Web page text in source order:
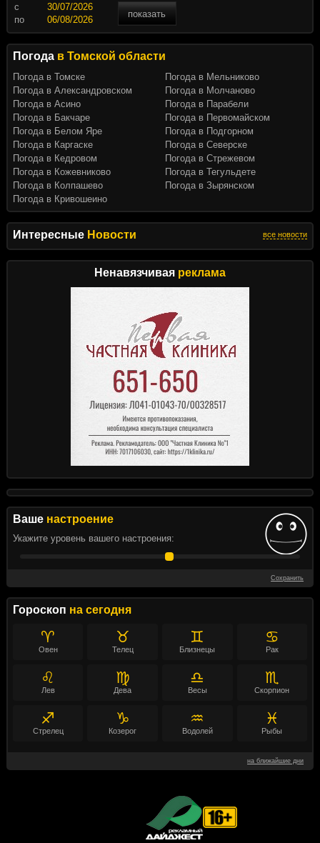
Интересные Новости все новости
Ненавязчивая реклама
Ваше настроение
Укажите уровень вашего настроения:
Сохранить
Гороскоп на сегодня
♈
Овен
♉
Телец
♊
Близнецы
♋
Рак
♌
Лев
♍
Дева
♎
Весы
♏
Скорпион
♐
Стрелец
♑
Козерог
♒
Водолей
♓
Рыбы
на ближайшие дни
c
показать
по
Погода в Томской области
Погода в Томске
Погода в Александровском
Погода в Асино
Погода в Бакчаре
Погода в Белом Яре
Погода в Каргаске
Погода в Кедровом
Погода в Кожевниково
Погода в Колпашево
Погода в Кривошеино
Погода в Мельниково
Погода в Молчаново
Погода в Парабели
Погода в Первомайском
Погода в Подгорном
Погода в Северске
Погода в Стрежевом
Погода в Тегульдете
Погода в Зырянском